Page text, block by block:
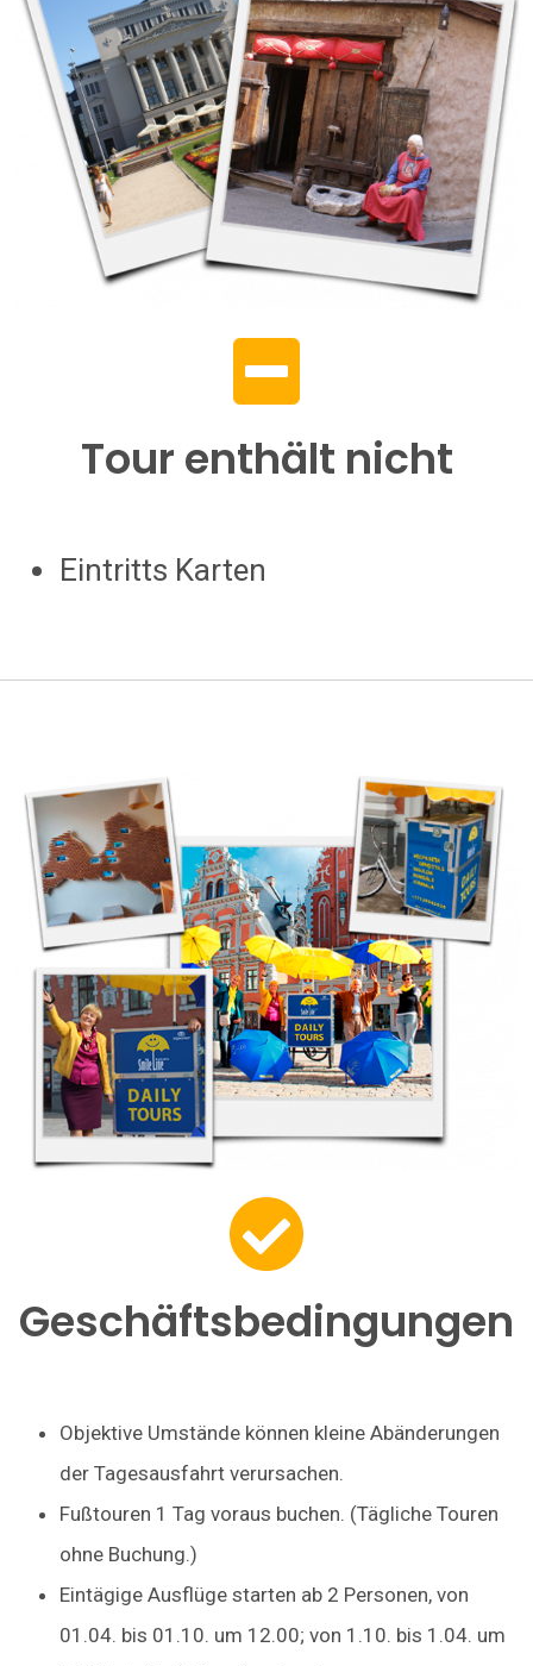
Tour enthält nicht
Eintritts Karten
Geschäftsbedingungen
Objektive Umstände können kleine Abänderungen
der Tagesausfahrt verursachen.
Fußtouren 1 Tag voraus buchen. (Tägliche Touren
ohne Buchung.)
Eintägige Ausflüge starten ab 2 Personen, von
01.04. bis 01.10. um 12.00; von 1.10. bis 1.04. um